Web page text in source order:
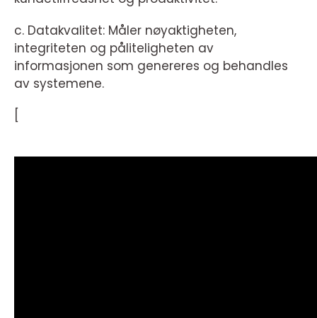
c. Datakvalitet: Måler nøyaktigheten,
integriteten og påliteligheten av
informasjonen som genereres og behandles
av systemene.